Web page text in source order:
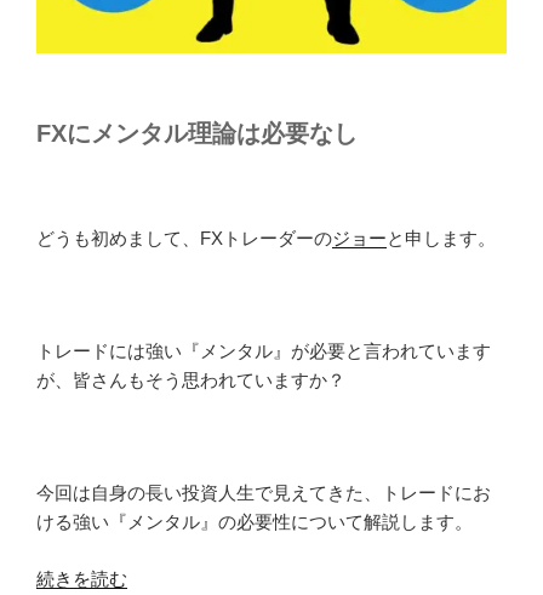
FXにメンタル理論は必要なし
どうも初めまして、FXトレーダーのジョーと申します。
トレードには強い『メンタル』が必要と言われています
が、皆さんもそう思われていますか？
今回は自身の長い投資人生で見えてきた、トレードにお
ける強い『メンタル』の必要性について解説します。
“FX
続きを読む